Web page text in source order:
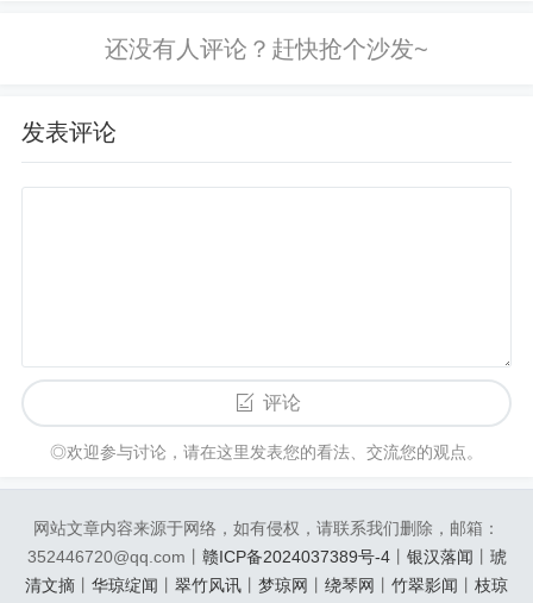
发表评论
评论
◎欢迎参与讨论，请在这里发表您的看法、交流您的观点。
网站文章内容来源于网络，如有侵权，请联系我们删除，邮箱：
352446720@qq.com丨 赣ICP备2024037389号-4丨 银汉落闻
琥
清文摘
华琼绽闻 翠竹风讯 梦琼网 绕琴网 竹翠影闻 枝琼